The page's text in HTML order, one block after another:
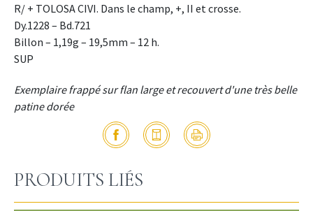
R/ + TOLOSA CIVI. Dans le champ, +, II et crosse.
Dy.1228 – Bd.721
Billon – 1,19g – 19,5mm – 12 h.
SUP
Exemplaire frappé sur flan large et recouvert d'une très belle
patine dorée
PRODUITS LIÉS